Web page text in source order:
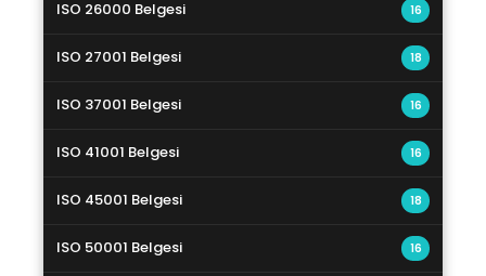
ISO 26000 Belgesi 16
ISO 27001 Belgesi 18
ISO 37001 Belgesi 16
ISO 41001 Belgesi 16
ISO 45001 Belgesi 18
ISO 50001 Belgesi 16